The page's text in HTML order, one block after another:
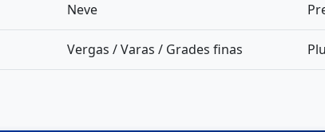
Neve
Vergas / Varas / Grades finas